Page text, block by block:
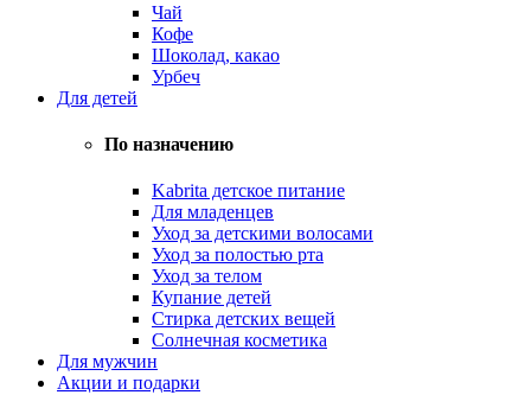
Чай
Кофе
Шоколад, какао
Урбеч
Для детей
По назначению
Kabrita детское питание
Для младенцев
Уход за детскими волосами
Уход за полостью рта
Уход за телом
Купание детей
Стирка детских вещей
Солнечная косметика
Для мужчин
Акции и подарки